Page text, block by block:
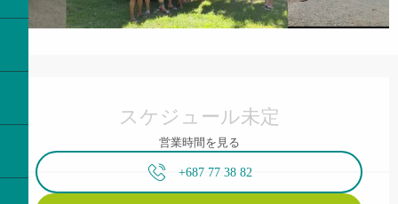
スケジュール未定
営業時間を見る
+687 77 38 82